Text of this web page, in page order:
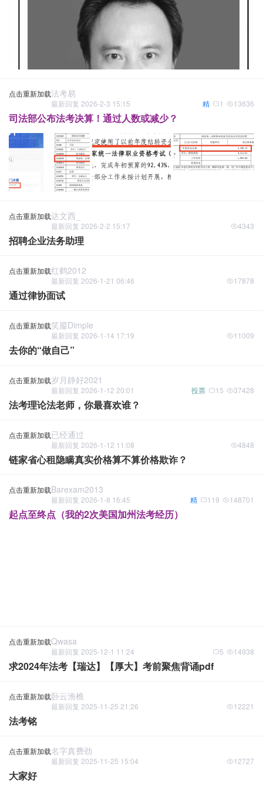
点击重新加载法考易
最新回复 2026-2-3 15:15 13636
1
精
司法部公布法考决算！通过人数或减少？
点击重新加载达文西_
最新回复 2026-2-2 15:17 4343
招聘企业法务助理
点击重新加载红鹤2012
最新回复 2026-1-21 06:46 17878
通过律协面试
点击重新加载笑靥dimple
最新回复 2026-1-14 17:19 11009
去你的“做自己”
点击重新加载岁月静好2021
最新回复 2026-1-12 20:01 37428
15
投票
法考理论法老师，你最喜欢谁？
点击重新加载已经通过
最新回复 2026-1-12 11:08 4848
链家省心租隐瞒真实价格算不算价格欺诈？
点击重新加载Barexam2013
最新回复 2026-1-8 16:45 148701
119
精
起点至终点（我的2次美国加州法考经历）
点击重新加载Qwasa
最新回复 2025-12-1 11:24 14938
5
求2024年法考【瑞达】【厚大】考前聚焦背诵pdf
点击重新加载卧云渔樵
最新回复 2025-11-25 21:26 12221
法考铭
点击重新加载名字真费劲
最新回复 2025-11-25 15:04 12727
大家好